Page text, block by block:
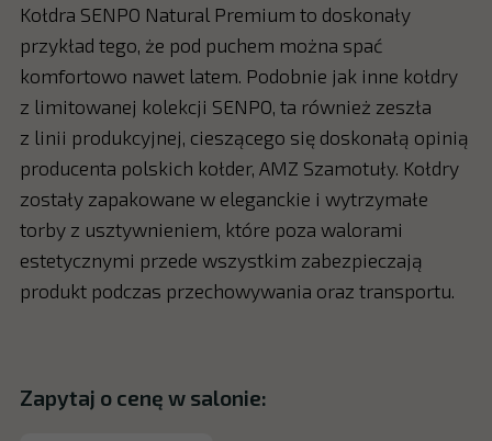
Kołdra SENPO Natural Premium to doskonały
przykład tego, że pod puchem można spać
komfortowo nawet latem. Podobnie jak inne kołdry
z limitowanej kolekcji SENPO, ta również zeszła
z linii produkcyjnej, cieszącego się doskonałą opinią
producenta polskich kołder, AMZ Szamotuły. Kołdry
zostały zapakowane w eleganckie i wytrzymałe
torby z usztywnieniem, które poza walorami
estetycznymi przede wszystkim zabezpieczają
produkt podczas przechowywania oraz transportu.
Zapytaj o cenę w salonie: